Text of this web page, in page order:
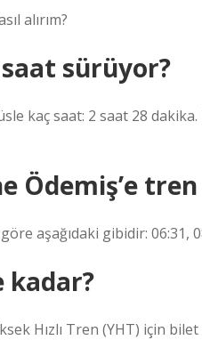
alırım?
sürüyor?
kaç saat: 2 saat 28
Ödemiş’e
aşağıdaki gibidir: 06:31,
kadar?
Hızlı Tren (YHT) için